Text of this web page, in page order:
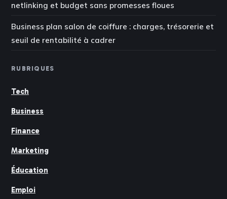
netlinking et budget sans promesses floues
Business plan salon de coiffure : charges, trésorerie et
seuil de rentabilité à cadrer
RUBRIQUES
Tech
Business
Finance
Marketing
Éducation
Emploi